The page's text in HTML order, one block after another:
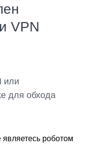
VPN
или
для обхода
роботом